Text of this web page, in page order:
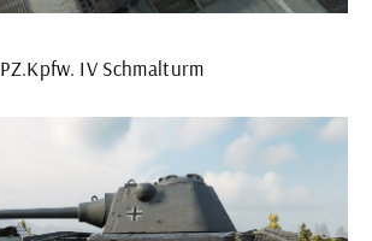
PZ.Kpfw. IV Schmalturm